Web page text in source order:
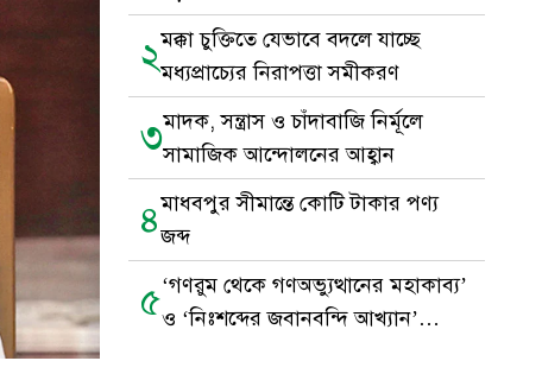
২মক্কা চুক্তিতে যেভাবে বদলে যাচ্ছে
মধ্যপ্রাচ্যের নিরাপত্তা সমীকরণ
৩মাদক, সন্ত্রাস ও চাঁদাবাজি নির্মূলে
সামাজিক আন্দোলনের আহ্বান
৪মাধবপুর সীমান্তে কোটি টাকার পণ্য
জব্দ
৫‘গণরুম থেকে গণঅভ্যুত্থানের মহাকাব্য’
ও ‘নিঃশব্দের জবানবন্দি আখ্যান’